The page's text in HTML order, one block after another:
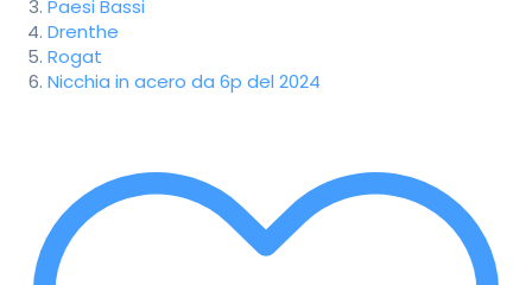
Paesi Bassi
Drenthe
Rogat
Nicchia in acero da 6p del 2024